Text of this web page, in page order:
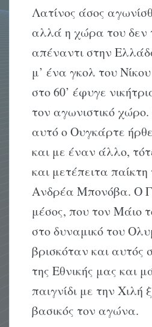
Λατίνος άσος
αλλά η χώρα του δεν
απέναντι στην
μ’ ένα γκολ του
στο 60’ έφυγε
τον αγωνιστικό χώρο.
αυτό ο Ουγκάρτε
και με έναν άλλο,
και μετέπειτα
Ανδρέα Μπονόβα. Ο
μέσος, που τον Μάιο
στο δυναμικό του
βρισκόταν και αυτός
της Εθνικής μας και
παιγνίδι με την Χιλή
βασικός τον αγώνα.